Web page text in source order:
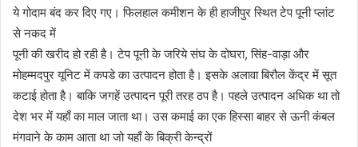
ये गोदाम बंद कर दिए गए। फिलहाल कमीशन के ही हाजीपुर स्थित टेप पूनी प्लांट
से नकद में
पूनी की खरीद हो रही है। टेप पूनी के जरिये संघ के दोघरा, सिंह-वाड़ा और
मोहम्मदपुर यूनिट में कपडे का उत्पादन होता है। इसके अलावा बिरौल केंद्र में सूत
कटाई होता है। बाकि जगहें उत्पादन पूरी तरह ठप है। पहले उत्पादन अधिक था तो
देश भर में यहाँ का माल जाता था। उस कमाई का एक हिस्सा बाहर से ऊनी कंबल
मंगवाने के काम आता था जो यहाँ के बिक्री केन्द्रों